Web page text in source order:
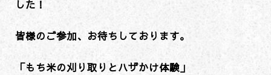
した！
皆様のご参加、お待ちしております。
「もち米の刈り取りとハザかけ体験」